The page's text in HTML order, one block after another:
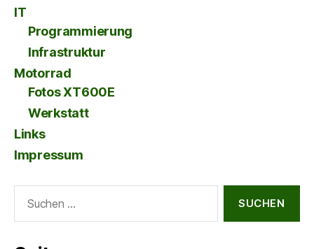
IT
Programmierung
Infrastruktur
Motorrad
Fotos XT600E
Werkstatt
Links
Impressum
nach: